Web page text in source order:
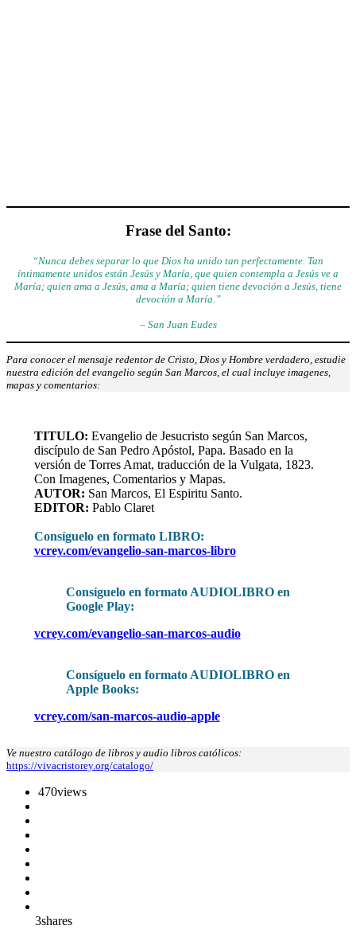
Frase del Santo:
“Nunca debes separar lo que Dios ha unido tan perfectamente. Tan
íntimamente unidos están Jesús y María, que quien contempla a Jesús ve a
María; quien ama a Jesús, ama a María; quien tiene devoción a Jesús, tiene
devoción a María.”
– San Juan Eudes
Para conocer el mensaje redentor de Cristo, Dios y Hombre verdadero, estudie
nuestra edición del evangelio según San Marcos, el cual incluye imagenes,
mapas y comentarios:
TITULO: Evangelio de Jesucristo según San Marcos,
discípulo de San Pedro Apóstol, Papa. Basado en la
versión de Torres Amat, traducción de la Vulgata, 1823.
Con Imagenes, Comentarios y Mapas.
AUTOR: San Marcos, El Espiritu Santo.
EDITOR: Pablo Claret
Consíguelo en formato LIBRO:
vcrey.com/evangelio-san-marcos-libro
Consíguelo en formato AUDIOLIBRO en
Google Play:
vcrey.com/evangelio-san-marcos-audio
Consíguelo en formato AUDIOLIBRO en
Apple Books:
vcrey.com/san-marcos-audio-apple
Ve nuestro catálogo de libros y audio libros católicos:
https://vivacristorey.org/catalogo/
470views
3shares